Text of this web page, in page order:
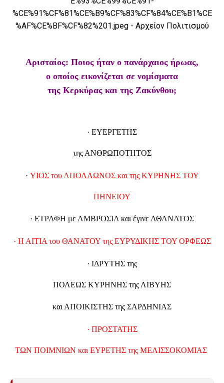
Αρισταίος: Ποιος ήταν ο πανάρχαιος ήρωας,
ο οποίος εικονίζεται σε νομίσματα
της Κερκύρας και της Ζακύνθου;
· ΕΥΕΡΓΕΤΗΣ
της ΑΝΘΡΩΠΟΤΗΤΟΣ
· ΥΙΟΣ του ΑΠΟΛΛΩΝΟΣ και της ΚΥΡΗΝΗΣ ΤΟΥ
ΠΗΝΕΙΟΥ
· ΕΤΡΑΦΗ με ΑΜΒΡΟΣΙΑ και έγινε ΑΘΑΝΑΤΟΣ
· Η ΑΙΤΙΑ του ΘΑΝΑΤΟΥ της ΕΥΡΥΔΙΚΗΣ ΤΟΥ ΟΡΦΕΩΣ
· ΙΔΡΥΤΗΣ της
ΠΟΛΕΩΣ ΚΥΡΗΝΗΣ της ΛΙΒΥΗΣ
και ΑΠΟΙΚΙΣΤΗΣ της ΣΑΡΔΗΝΙΑΣ
· ΠΡΟΣΤΑΤΗΣ
ΤΩΝ ΠΟΙΜΝΙΩΝ και ΕΥΡΕΤΗΣ της ΜΕΛΙΣΣΟΚΟΜΙΑΣ